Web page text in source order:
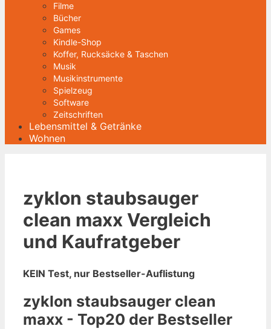
Filme
Bücher
Games
Kindle-Shop
Koffer, Rucksäcke & Taschen
Musik
Musikinstrumente
Spielzeug
Software
Zeitschriften
Lebensmittel & Getränke
Wohnen
zyklon staubsauger
clean maxx Vergleich
und Kaufratgeber
KEIN Test, nur Bestseller-Auflistung
zyklon staubsauger clean
maxx - Top20 der Bestseller